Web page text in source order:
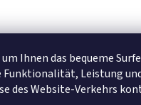
Ihnen das bequeme
Funktionalität, Leistung
des Website-Verkehrs